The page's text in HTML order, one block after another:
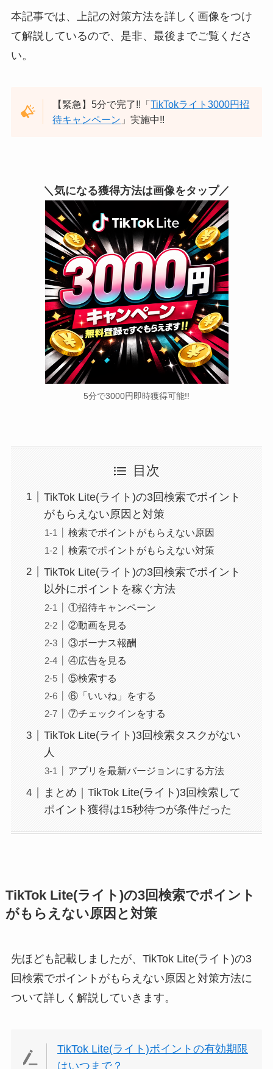
本記事では、上記の対策方法を詳しく画像をつけ
て解説しているので、是非、最後までご覧くださ
い。
【緊急】5分で完了!!「TikTokライト3000円招
待キャンペーン 」実施中!!
＼気になる獲得方法は画像をタップ／
5分で3000円即時獲得可能!!
目次
TikTok Lite(ライト)の3回検索でポイント
がもらえない原因と対策
検索でポイントがもらえない原因
検索でポイントがもらえない対策
TikTok Lite(ライト)の3回検索でポイント
以外にポイントを稼ぐ方法
①招待キャンペーン
②動画を見る
③ボーナス報酬
④広告を見る
⑤検索する
⑥「いいね」をする
⑦チェックインをする
TikTok Lite(ライト)3回検索タスクがない
人
アプリを最新バージョンにする方法
まとめ｜TikTok Lite(ライト)3回検索して
ポイント獲得は15秒待つが条件だった
TikTok Lite(ライト)の3回検索でポイント
がもらえない原因と対策
先ほども記載しましたが、TikTok Lite(ライト)の3
回検索でポイントがもらえない原因と対策方法に
ついて詳しく解説していきます。
TikTok Lite(ライト)ポイントの有効期限
はいつまで？